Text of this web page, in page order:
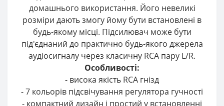
домашнього використання. Його невеликі
розміри дають змогу йому бути встановлені в
будь-якому місці. Підсилювач може бути
під'єднаний до практично будь-якого джерела
аудіосигналу через класичну RCA пару L/R.
Особливості:
- висока якість RCA гнізд
- 7 кольорів підсвічування регулятора гучності
- компактний дизайн і простий у встановленні